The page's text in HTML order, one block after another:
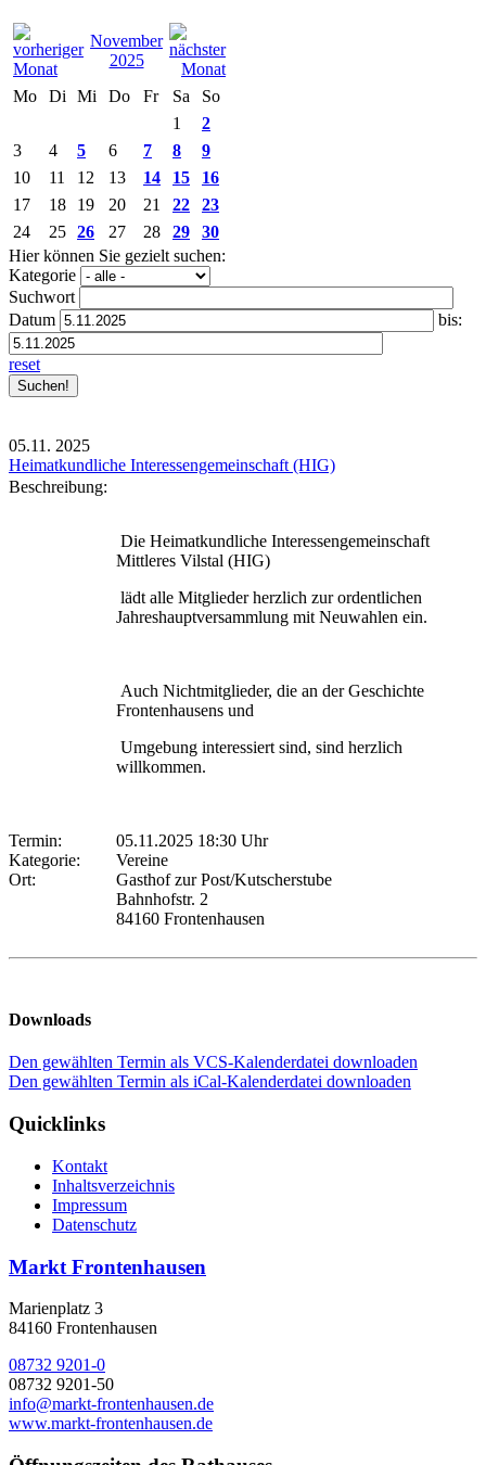
November
2025
Mo
Di Mi Do Fr Sa
So
1
2
3
4 5 6 7 8
9
10
11 12 13 14 15
16
17
18 19 20 21 22
23
24
25 26 27 28 29
30
Hier können Sie gezielt suchen:
Kategorie
Suchwort
Datum
bis:
reset
05.11. 2025
Heimatkundliche Interessengemeinschaft (HIG)
Beschreibung:
Die Heimatkundliche Interessengemeinschaft
Mittleres Vilstal (HIG)
lädt alle Mitglieder herzlich zur ordentlichen
Jahreshauptversammlung mit Neuwahlen ein.
Auch Nichtmitglieder, die an der Geschichte
Frontenhausens und
Umgebung interessiert sind, sind herzlich
willkommen.
Termin:
05.11.2025 18:30 Uhr
Kategorie:
Vereine
Ort:
Gasthof zur Post/Kutscherstube
Bahnhofstr. 2
84160 Frontenhausen
Downloads
Den gewählten Termin als VCS-Kalenderdatei downloaden
Den gewählten Termin als iCal-Kalenderdatei downloaden
Quicklinks
Kontakt
Inhaltsverzeichnis
Impressum
Datenschutz
Markt Frontenhausen
Marienplatz 3
84160 Frontenhausen
08732 9201-0
08732 9201-50
info@markt-frontenhausen.de
www.markt-frontenhausen.de